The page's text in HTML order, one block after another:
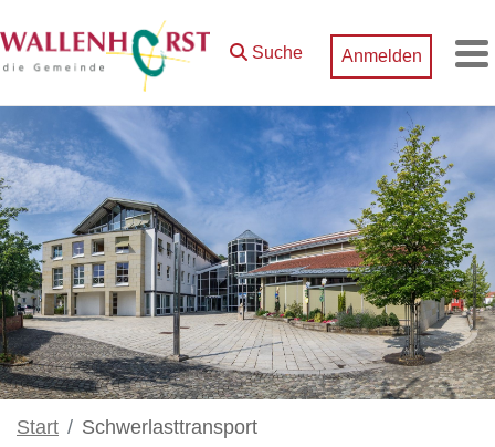
Zum Hauptinhalt springen
Suche Anmelden
Start Schwerlasttransport